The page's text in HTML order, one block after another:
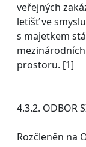
veřejných
letišť ve
s majetkem
prostoru. [1]
4.3.2. ODBOR
Rozčleněn na